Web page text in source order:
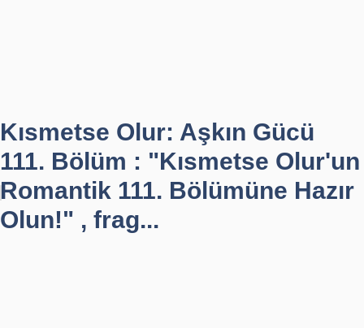
Kısmetse Olur: Aşkın Gücü
111. Bölüm : "Kısmetse Olur'un
Romantik 111. Bölümüne Hazır
Olun!" , frag...